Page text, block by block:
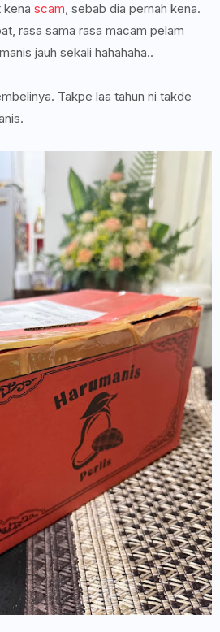
kena scam, sebab dia pernah kena.
rasa sama rasa macam pelam
jauh sekali hahahaha..
Takpe laa tahun ni takde